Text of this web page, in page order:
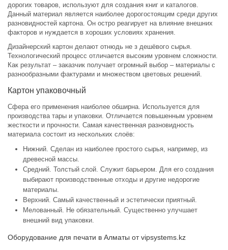
дорогих товаров, используют для создания книг и каталогов.
Данный материал является наиболее дорогостоящим среди других
разновидностей картона. Он остро реагирует на влияние внешних
факторов и нуждается в хороших условиях хранения.
Дизайнерский картон делают отнюдь не з дешёвого сырья.
Технологический процесс отличается высоким уровнем сложности.
Как результат – заказчик получает огромный выбор – материалы с
разнообразными фактурами и множеством цветовых решений.
Картон упаковочный
Сфера его применения наиболее обширна. Используется для
производства тары и упаковки. Отличается повышенным уровнем
жесткости и прочности. Самая качественная разновидность
материала состоит из нескольких слоёв:
Нижний. Сделан из наиболее простого сырья, например, из
древесной массы.
Средний. Толстый слой. Служит барьером. Для его создания
выбирают производственные отходы и другие недорогие
материалы.
Верхний. Самый качественный и эстетически приятный.
Мелованный. Не обязательный. Существенно улучшает
внешний вид упаковки.
Оборудование для печати в Алматы от vipsystems.kz